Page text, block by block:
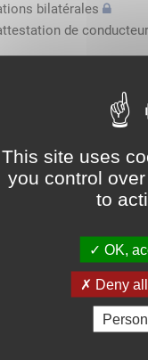
This site uses
you control
to
OK,
Deny
bilatérales
de
de capacité
certificat attestant
professionnelle
suivi financier
sous-traitance
annuels